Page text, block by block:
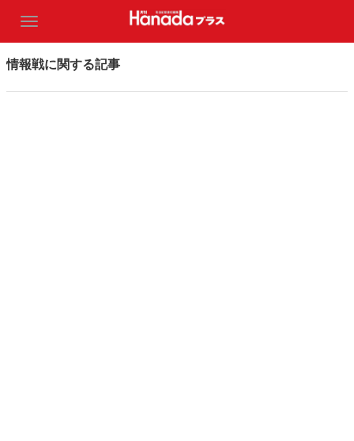
情報戦に関する記事